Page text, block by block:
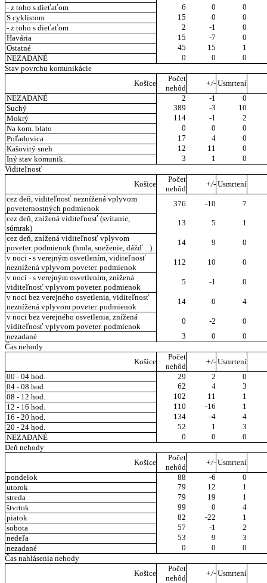
- z toho s dieťaťom
6 0
0
S cyklistom
15 0
0
- z toho s dieťaťom
2 -1
0
Havária
15 -7
0
Ostatné
45 15
1
NEZADANÉ
0 0
0
Stav povrchu komunikácie
Košice
Počet
nehôd
+/- Usmrtení
NEZADANÉ
2 -1
0
Suchý
389 -3
10
Mokrý
114 -1
2
Na kom. blato
0 0
0
Poľadovica
17 4
0
Kašovitý sneh
12 11
0
Iný stav komunik.
3 1
0
Viditeľnosť
Košice
Počet
nehôd
+/- Usmrtení
cez deň, viditeľnosť neznížená vplyvom
poveternostných podmienok
376 -10
7
cez deň, znížená viditeľnosť (svitanie,
súmrak)
13 5
1
cez deň, znížená viditeľnosť vplyvom
poveter. podmienok (hmla, sneženie, dážď ...)
14 9
0
v noci - s verejným osvetlením, viditeľnosť
neznížená vplyvom poveter. podmienok
112 10
0
v noci - s verejným osvetlením, znížená
viditeľnosť vplyvom poveter. podmienok
5 -1
0
v noci bez verejného osvetlenia, viditeľnosť
neznížená vplyvom poveter. podmienok
14 0
4
v noci bez verejného osvetlenia, znížená
viditeľnosť vplyvom poveter. podmienok
0 -2
0
nezadané
3 0
0
Čas nehody
Košice
Počet
nehôd
+/- Usmrtení
00 - 04 hod.
29 2
0
04 - 08 hod.
62 4
3
08 - 12 hod.
102 11
1
12 - 16 hod.
110 -16
1
16 - 20 hod.
134 -4
4
20 - 24 hod.
52 1
3
NEZADANÉ
0 0
0
Deň nehody
Košice
Počet
nehôd
+/- Usmrtení
pondelok
88 -6
0
utorok
79 12
1
streda
79 19
1
štvrtok
99 0
4
piatok
82 -22
1
sobota
57 -1
2
nedeľa
53 9
3
nezadané
0 0
0
Čas nahlásenia nehody
Košice
Počet
nehôd
+/- Usmrtení